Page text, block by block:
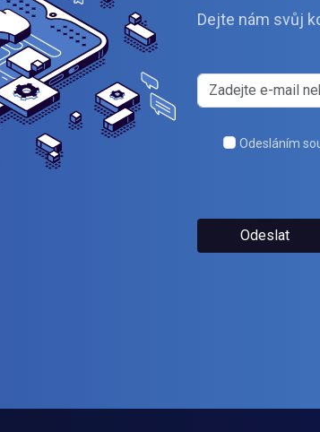
Dejte nám svůj
Odesláním
Odeslat